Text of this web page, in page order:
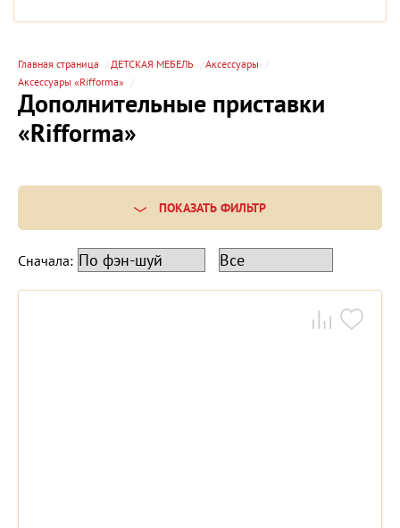
Главная страница ДЕТСКАЯ МЕБЕЛЬ
Аксессуары
Аксессуары «Rifforma»
Дополнительные приставки
«Rifforma»
ПОКАЗАТЬ ФИЛЬТР
Сначала: